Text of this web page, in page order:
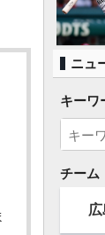
ニュ
キーワ
チーム
広